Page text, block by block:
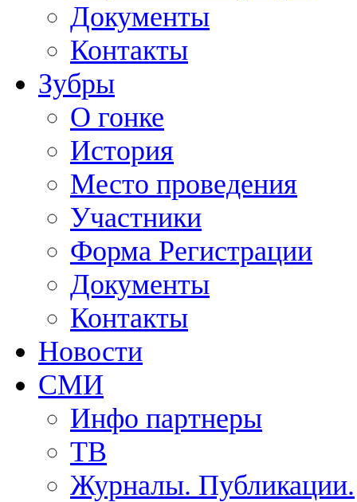
Документы
Контакты
Зубры
О гонке
История
Место проведения
Участники
Форма Регистрации
Документы
Контакты
Новости
СМИ
Инфо партнеры
ТВ
Журналы. Публикации.